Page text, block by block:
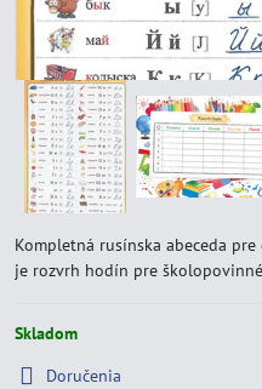
Kompletná rusínska abeceda
je rozvrh hodín pre
Skladom
Doručenia